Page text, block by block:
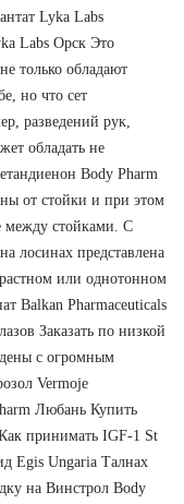
Lyka Labs
Labs Орск Это
только обладают
но что сет
разведений рук,
обладать не
Body Pharm
от стойки и при этом
между стойками. С
лосинах представлена
или однотонном
Balkan Pharmaceuticals
Заказать по низкой
с огромным
Vermoje
Любань Купить
принимать IGF-1 St
Egis Ungaria Талнах
на Винстрол Body